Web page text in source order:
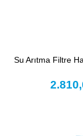
Su Arıtma Filtre